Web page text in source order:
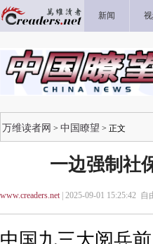
新闻
万维读者网 > 中国瞭望 > 正文
一边强制社
www.creaders.net| 2025-09-01 15:25:42 自
中国九三大阅兵